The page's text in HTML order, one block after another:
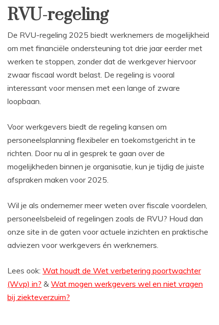
RVU-regeling
De RVU-regeling 2025 biedt werknemers de mogelijkheid
om met financiële ondersteuning tot drie jaar eerder met
werken te stoppen, zonder dat de werkgever hiervoor
zwaar fiscaal wordt belast. De regeling is vooral
interessant voor mensen met een lange of zware
loopbaan.
Voor werkgevers biedt de regeling kansen om
personeelsplanning flexibeler en toekomstgericht in te
richten. Door nu al in gesprek te gaan over de
mogelijkheden binnen je organisatie, kun je tijdig de juiste
afspraken maken voor 2025.
Wil je als ondernemer meer weten over fiscale voordelen,
personeelsbeleid of regelingen zoals de RVU? Houd dan
onze site in de gaten voor actuele inzichten en praktische
adviezen voor werkgevers én werknemers.
Lees ook: Wat houdt de Wet verbetering poortwachter
(Wvp) in? & Wat mogen werkgevers wel en niet vragen
bij ziekteverzuim?